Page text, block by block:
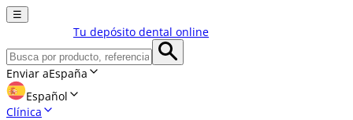
☰
Tu depósito dental online
Enviar aEspaña
Español
Clínica